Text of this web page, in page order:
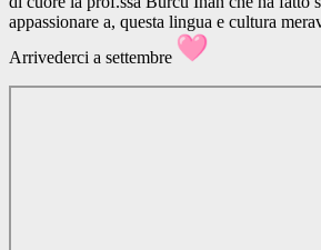
appassionare a, questa lingua e cultura
Arrivederci a settembre